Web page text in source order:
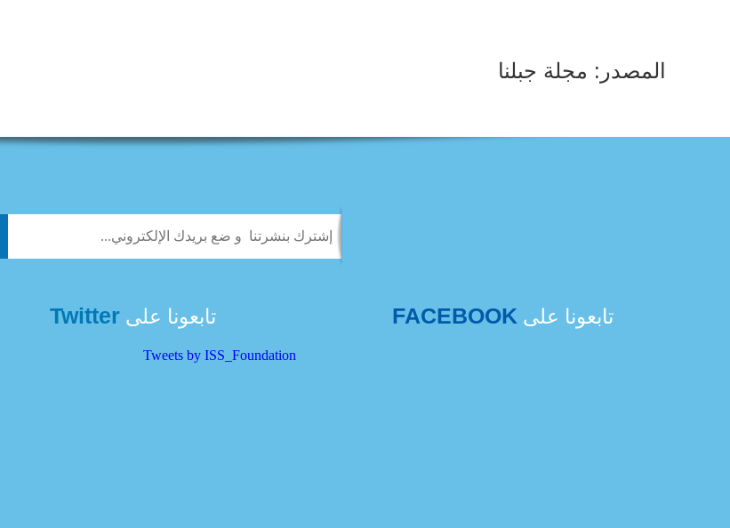
المصدر: مجلة جبلنا
تابعونا على FACEBOOK تابعونا علىTwitter
Tweets by ISS_Foundation